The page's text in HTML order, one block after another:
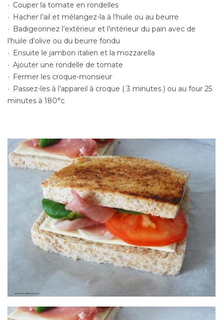
Couper la tomate en rondelles
Hacher l’ail et mélangez-la à l’huile ou au beurre
Badigeonnez l’extérieur et l’intérieur du pain avec de
l’huile d’olive ou du beurre fondu
Ensuite le jambon italien et la mozzarella
Ajouter une rondelle de tomate
Fermer les croque-monsieur
Passez-les à l’appareil à croque ( 3 minutes ) ou au four 25
minutes à 180°c